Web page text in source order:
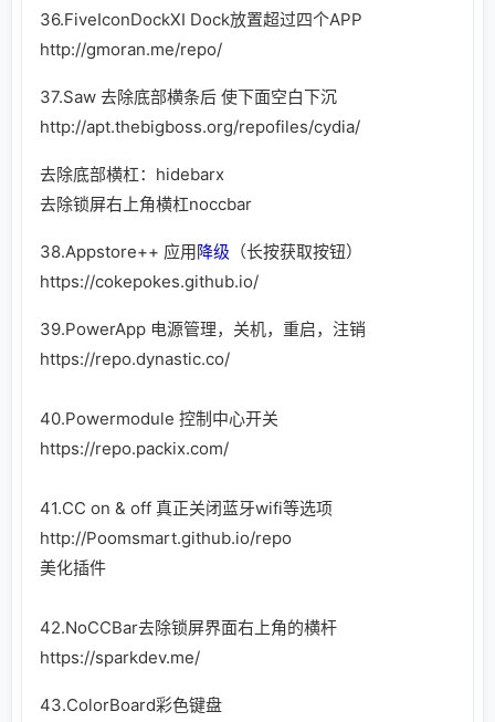
36.FiveIconDockXI Dock放置超过四个APP
http://gmoran.me/repo/
37.Saw 去除底部横条后 使下面空白下沉
http://apt.thebigboss.org/repofiles/cydia/
去除底部横杠：hidebarx
去除锁屏右上角横杠noccbar
38.Appstore++ 应用降级 （长按获取按钮）
https://cokepokes.github.io/
39.PowerApp 电源管理，关机，重启，注销
https://repo.dynastic.co/
40.Powermodule 控制中心开关
https://repo.packix.com/
41.CC on & off 真正关闭蓝牙wifi等选项
http://Poomsmart.github.io/repo
美化插件
42.NoCCBar去除锁屏界面右上角的横杆
https://sparkdev.me/
43.ColorBoard彩色键盘